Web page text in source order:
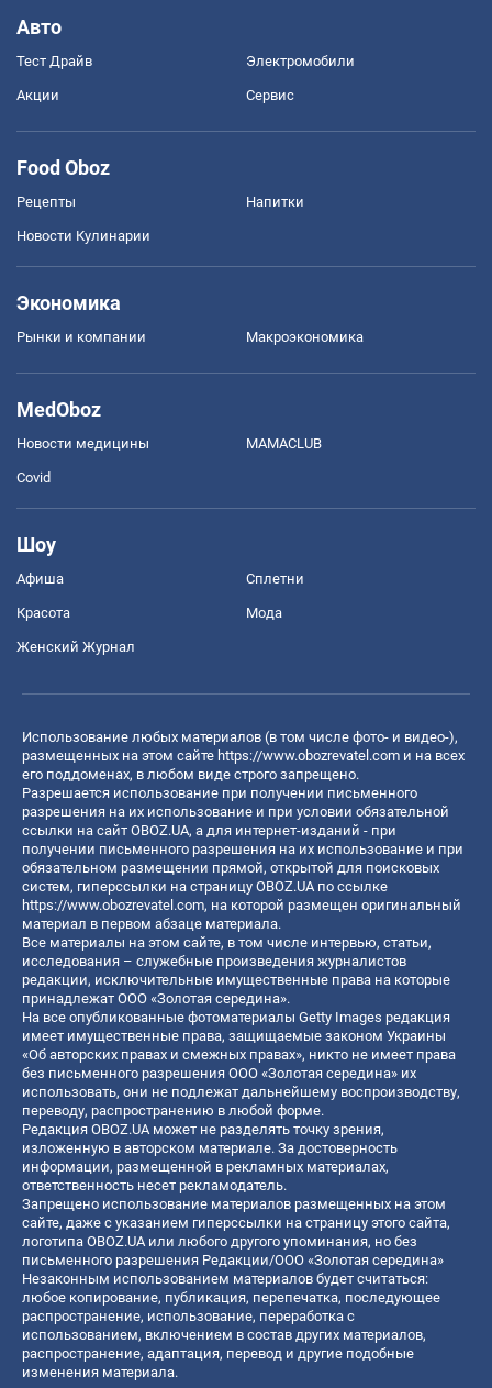
Авто
Тест Драйв Электромобили
Акции Сервис
Food Oboz
Рецепты Напитки
Новости Кулинарии
Экономика
Рынки и компании Mакроэкономика
MedOboz
Новости медицины MAMACLUB
Covid
Шоу
Афиша Сплетни
Красота Мода
Женский Журнал
Использование любых материалов (в том числе фото- и видео-),
размещенных на этом сайте https://www.obozrevatel.com и на всех
его поддоменах, в любом виде строго запрещено.
Разрешается использование при получении письменного
разрешения на их использование и при условии обязательной
ссылки на сайт OBOZ.UA, а для интернет-изданий - при
получении письменного разрешения на их использование и при
обязательном размещении прямой, открытой для поисковых
систем, гиперссылки на страницу OBOZ.UA по ссылке
https://www.obozrevatel.com, на которой размещен оригинальный
материал в первом абзаце материала.
Все материалы на этом сайте, в том числе интервью, статьи,
исследования – служебные произведения журналистов
редакции, исключительные имущественные права на которые
принадлежат ООО «Золотая середина».
На все опубликованные фотоматериалы Getty Images редакция
имеет имущественные права, защищаемые законом Украины
«Об авторских правах и смежных правах», никто не имеет права
без письменного разрешения ООО «Золотая середина» их
использовать, они не подлежат дальнейшему воспроизводству,
переводу, распространению в любой форме.
Редакция OBOZ.UA может не разделять точку зрения,
изложенную в авторском материале. За достоверность
информации, размещенной в рекламных материалах,
ответственность несет рекламодатель.
Запрещено использование материалов размещенных на этом
сайте, даже с указанием гиперссылки на страницу этого сайта,
логотипа OBOZ.UA или любого другого упоминания, но без
письменного разрешения Редакции/ООО «Золотая середина»
Незаконным использованием материалов будет считаться:
любое копирование, публикация, перепечатка, последующее
распространение, использование, переработка с
использованием, включением в состав других материалов,
распространение, адаптация, перевод и другие подобные
изменения материала.